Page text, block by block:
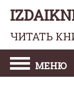
ЧИТАТЬ
МЕНЮ